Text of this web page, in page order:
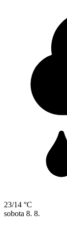
23/14 °C
sobota 8. 8.